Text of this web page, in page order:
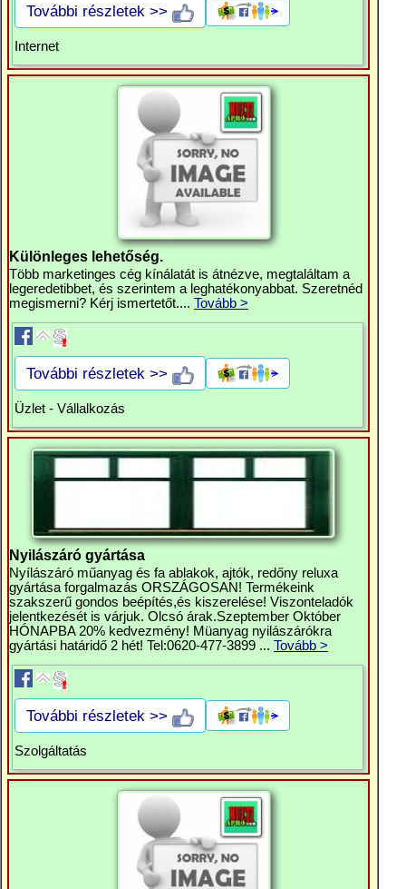
További részletek >>
Internet
Különleges lehetőség.
Több marketinges cég kínálatát is átnézve, megtaláltam a
legeredetibbet, és szerintem a leghatékonyabbat. Szeretnéd
megismerni? Kérj ismertetőt.... Tovább >
További részletek >>
Üzlet - Vállalkozás
Nyilászáró gyártása
Nyílászáró műanyag és fa ablakok, ajtók, redőny reluxa
gyártása forgalmazás ORSZÁGOSAN! Termékeink
szakszerű gondos beépítés,és kiszerelése! Viszonteladók
jelentkezését is várjuk. Olcsó árak.Szeptember Október
HÓNAPBA 20% kedvezmény! Müanyag nyilászárókra
gyártási határidő 2 hét! Tel:0620-477-3899 ... Tovább >
További részletek >>
Szolgáltatás